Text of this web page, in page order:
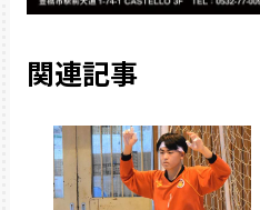
関連記事